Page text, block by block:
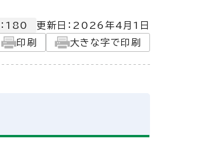
180 更新日： 2026年4月1日
印刷
大きな字で印刷